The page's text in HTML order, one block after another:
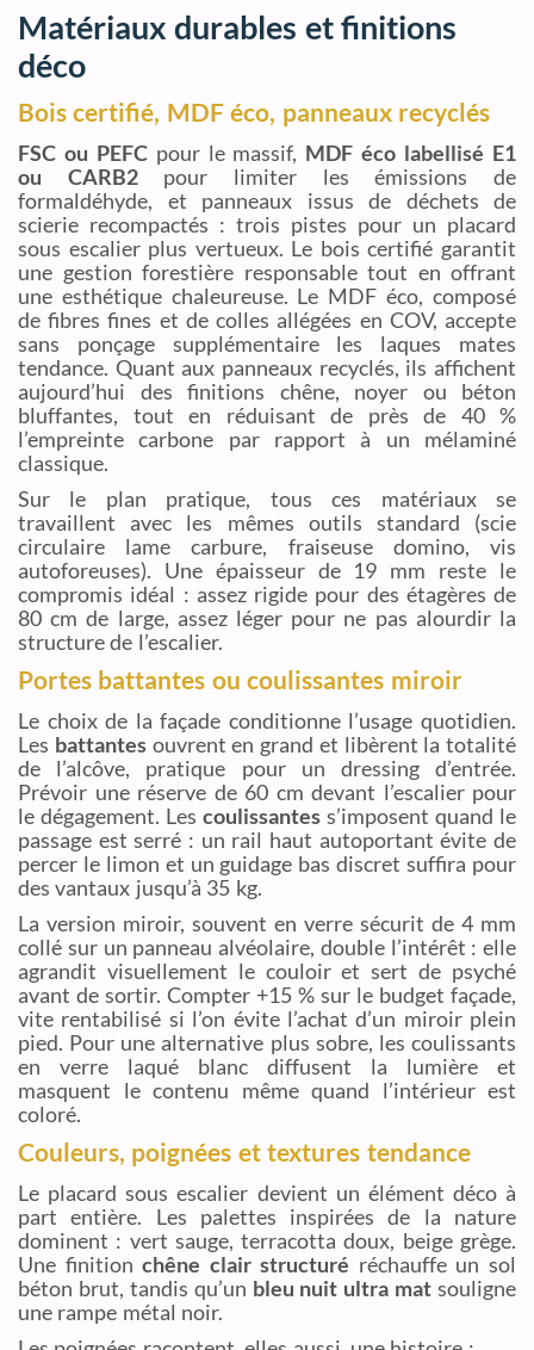
Matériaux durables et finitions
déco
Bois certifié, MDF éco, panneaux recyclés
FSC ou PEFCpour le massif, MDF éco labellisé E1
ou CARB2pour limiter les émissions de
formaldéhyde, et panneaux issus de déchets de
scierie recompactés : trois pistes pour un placard
sous escalier plus vertueux. Le bois certifié garantit
une gestion forestière responsable tout en offrant
une esthétique chaleureuse. Le MDF éco, composé
de fibres fines et de colles allégées en COV, accepte
sans ponçage supplémentaire les laques mates
tendance. Quant aux panneaux recyclés, ils affichent
aujourd’hui des finitions chêne, noyer ou béton
bluffantes, tout en réduisant de près de 40 %
l’empreinte carbone par rapport à un mélaminé
classique.
Sur le plan pratique, tous ces matériaux se
travaillent avec les mêmes outils standard (scie
circulaire lame carbure, fraiseuse domino, vis
autoforeuses). Une épaisseur de 19 mm reste le
compromis idéal : assez rigide pour des étagères de
80 cm de large, assez léger pour ne pas alourdir la
structure de l’escalier.
Portes battantes ou coulissantes miroir
Le choix de la façade conditionne l’usage quotidien.
Les battantesouvrent en grand et libèrent la totalité
de l’alcôve, pratique pour un dressing d’entrée.
Prévoir une réserve de 60 cm devant l’escalier pour
le dégagement. Les coulissantes s’imposent quand le
passage est serré : un rail haut autoportant évite de
percer le limon et un guidage bas discret suffira pour
des vantaux jusqu’à 35 kg.
La version miroir, souvent en verre sécurit de 4 mm
collé sur un panneau alvéolaire, double l’intérêt : elle
agrandit visuellement le couloir et sert de psyché
avant de sortir. Compter +15 % sur le budget façade,
vite rentabilisé si l’on évite l’achat d’un miroir plein
pied. Pour une alternative plus sobre, les coulissants
en verre laqué blanc diffusent la lumière et
masquent le contenu même quand l’intérieur est
coloré.
Couleurs, poignées et textures tendance
Le placard sous escalier devient un élément déco à
part entière. Les palettes inspirées de la nature
dominent : vert sauge, terracotta doux, beige grège.
Une finitionchêne clair structuré réchauffe un sol
béton brut, tandis qu’un bleu nuit ultra mat souligne
une rampe métal noir.